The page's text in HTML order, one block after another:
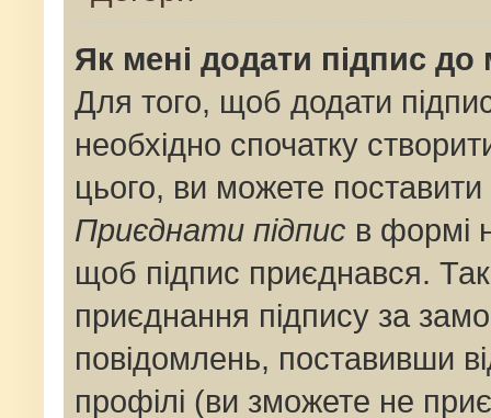
Як мені додати підпис
Для того, щоб додати
необхідно спочатку
цього, ви можете
Приєднати підпис в формі
щоб підпис приєднався.
приєднання підпису за
повідомлень, поставивши
профілі (ви зможете не